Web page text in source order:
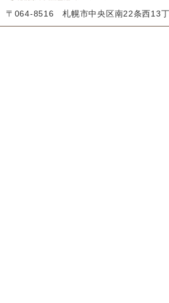
〒064-8516 札幌市中央区南22条西